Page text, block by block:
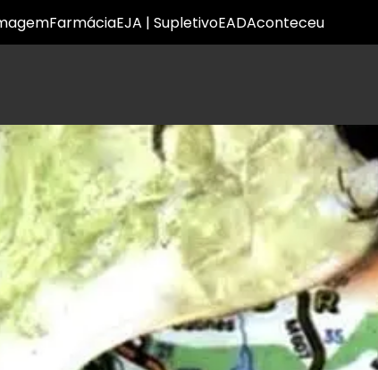
FarmáciaEJA | SupletivoEADAconteceu